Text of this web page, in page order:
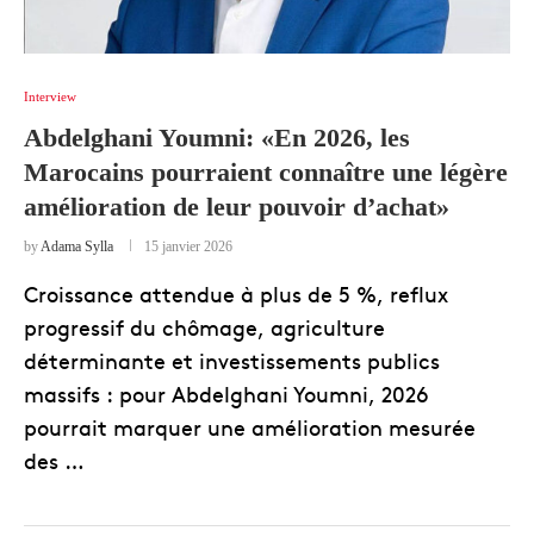
Interview
Abdelghani Youmni: «En 2026, les
Marocains pourraient connaître une légère
amélioration de leur pouvoir d’achat»
byAdama Sylla 15 janvier 2026
Croissance attendue à plus de 5 %, reflux
progressif du chômage, agriculture
déterminante et investissements publics
massifs : pour Abdelghani Youmni, 2026
pourrait marquer une amélioration mesurée
des …